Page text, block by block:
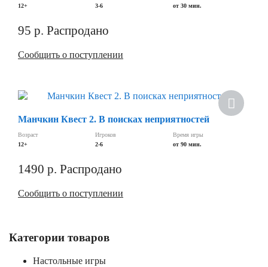
12+
3-6
от 30 мин.
95 р. Распродано
Сообщить о поступлении
Манчкин Квест 2. В поисках неприятностей
Возраст
12+
Игроков
2-6
Время игры
от 90 мин.
1490 р. Распродано
Сообщить о поступлении
Категории товаров
Настольные игры